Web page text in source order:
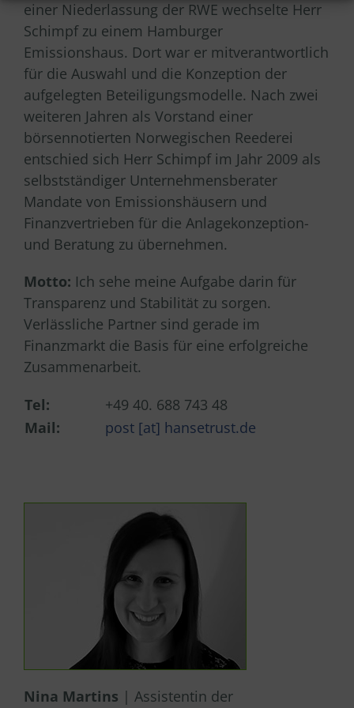
einer Niederlassung der RWE wechselte Herr
Schimpf zu einem Hamburger
Emissionshaus. Dort war er mitverantwortlich
für die Auswahl und die Konzeption der
aufgelegten Beteiligungsmodelle. Nach zwei
weiteren Jahren als Vorstand einer
börsennotierten Norwegischen Reederei
entschied sich Herr Schimpf im Jahr 2009 als
selbstständiger Unternehmensberater
Mandate von Emissionshäusern und
Finanzvertrieben für die Anlagekonzeption-
und Beratung zu übernehmen.
Motto: Ich sehe meine Aufgabe darin für
Transparenz und Stabilität zu sorgen.
Verlässliche Partner sind gerade im
Finanzmarkt die Basis für eine erfolgreiche
Zusammenarbeit.
Tel:
+49 40. 688 743 48
Mail:
post [at] hansetrust.de
Nina Martins | Assistentin der